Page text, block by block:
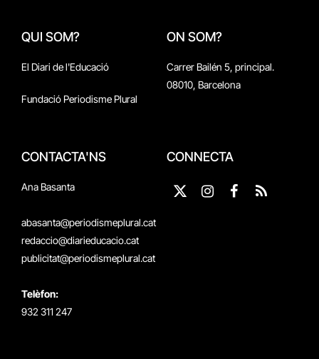
QUI SOM?
El Diari de l'Educació
Fundació Periodisme Plural
ON SOM?
Carrer Bailén 5, principal.
08010, Barcelona
CONTACTA'NS
Ana Basanta
abasanta@periodismeplural.cat
redaccio@diarieducacio.cat
publicitat@periodismeplural.cat
Telèfon:
932 311 247
CONNECTA
X
InstagramFacebook
RSS